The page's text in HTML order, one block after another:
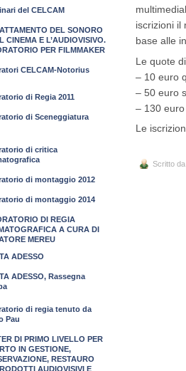
iscrizioni il
base alle
Le quote
– 10 euro
– 50 euro
– 130 euro
Le
Scritto da
del CELCAM
DEL SONORO
CINEMA E L’AUDIOVISIVO.
PER FILMMAKER
CELCAM-Notorius
di Regia 2011
di Sceneggiatura
di critica
di montaggio 2012
di montaggio 2014
DI REGIA
A CURA DI
MEREU
ADESSO
ADESSO, Rassegna
di regia tenuto da
Pau
DI PRIMO LIVELLO PER
IN GESTIONE,
RESTAURO
AUDIOVISIVI E